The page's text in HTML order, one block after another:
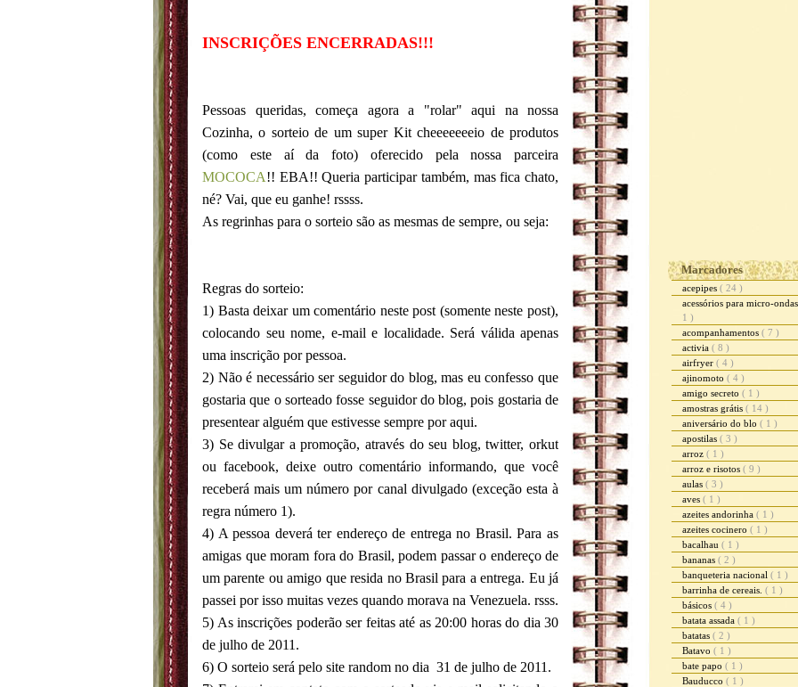
INSCRIÇÕES ENCERRADAS!!!
Pessoas queridas, começa agora a "rolar" aqui na nossa
Cozinha, o sorteio de um super Kit cheeeeeeeio de produtos
(como este aí da foto) oferecido pela nossa parceira
MOCOCA!! EBA!! Queria participar também, mas fica chato,
né? Vai, que eu ganhe! rssss.
As regrinhas para o sorteio são as mesmas de sempre, ou seja:
Regras do sorteio:
1) Basta deixar um comentário neste post (somente neste post),
colocando seu nome, e-mail e localidade. Será válida apenas
uma inscrição por pessoa.
2) Não é necessário ser seguidor do blog, mas eu confesso que
gostaria que o sorteado fosse seguidor do blog, pois gostaria de
presentear alguém que estivesse sempre por aqui.
3) Se divulgar a promoção, através do seu blog, twitter, orkut
ou facebook, deixe outro comentário informando, que você
receberá mais um número por canal divulgado (exceção esta à
regra número 1).
4) A pessoa deverá ter endereço de entrega no Brasil. Para as
amigas que moram fora do Brasil, podem passar o endereço de
um parente ou amigo que resida no Brasil para a entrega. Eu já
passei por isso muitas vezes quando morava na Venezuela. rsss.
5) As inscrições poderão ser feitas até as 20:00 horas do dia 30
de julho de 2011.
6) O sorteio será pelo site random no dia 31 de julho de 2011.
Marcadores
acepipes ( 24 )
acessórios para micro-
1 )
acompanhamentos ( 7 )
activia ( 8 )
airfryer ( 4 )
ajinomoto ( 4 )
amigo secreto ( 1 )
amostras grátis ( 14 )
aniversário do blo ( 1 )
apostilas ( 3 )
arroz ( 1 )
arroz e risotos ( 9 )
aulas ( 3 )
aves ( 1 )
azeites andorinha ( 1 )
azeites cocinero ( 1 )
bacalhau ( 1 )
bananas ( 2 )
banqueteria nacional ( 1 )
barrinha de cereais. ( 1 )
básicos ( 4 )
batata assada ( 1 )
batatas ( 2 )
Batavo ( 1 )
bate papo ( 1 )
Bauducco ( 1 )